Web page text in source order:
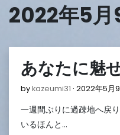
2022年5月
あなたに魅
bykazeumi31 2022年5月
一週間ぶりに過疎地へ戻
いるほんと…